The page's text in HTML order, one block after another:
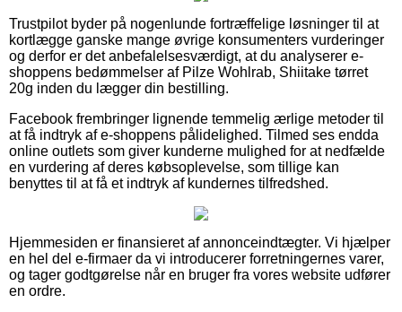
Trustpilot byder på nogenlunde fortræffelige løsninger til at
kortlægge ganske mange øvrige konsumenters vurderinger
og derfor er det anbefalelsesværdigt, at du analyserer e-
shoppens bedømmelser af Pilze Wohlrab, Shiitake tørret
20g inden du lægger din bestilling.
Facebook frembringer lignende temmelig ærlige metoder til
at få indtryk af e-shoppens pålidelighed. Tilmed ses endda
online outlets som giver kunderne mulighed for at nedfælde
en vurdering af deres købsoplevelse, som tillige kan
benyttes til at få et indtryk af kundernes tilfredshed.
Hjemmesiden er finansieret af annonceindtægter. Vi hjælper
en hel del e-firmaer da vi introducerer forretningernes varer,
og tager godtgørelse når en bruger fra vores website udfører
en ordre.